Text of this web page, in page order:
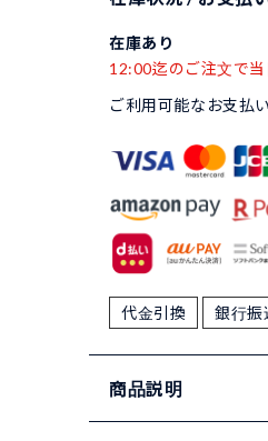
在庫あり
12:00迄のご注文で
ご利用可能なお支払
代金引換 銀行振
商品説明